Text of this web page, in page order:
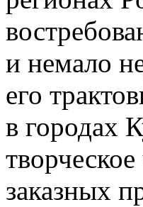
и немало
его
в городах
заказных